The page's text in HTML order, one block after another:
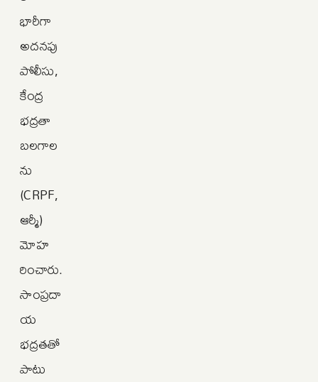
భారీగా
అదనపు
పోలీసు,
కేంద్ర
భద్రతా
బలగాల
ను
(CRPF,
ఆర్మీ)
మోహ
రించారు.
సాంప్రదా
య
భద్రతతో
పాటు